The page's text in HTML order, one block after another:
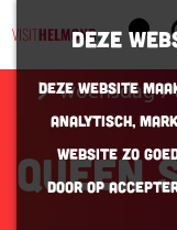
Deze
Deze website
Analytisch,
website zo
Door op
K
a
a
r
t
woensdag 7